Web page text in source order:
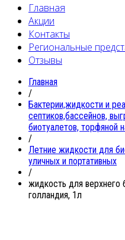
Главная
Акции
Контакты
Региональные
Отзывы
Главная
/
Бактерии,жидкости и
септиков,бассейнов,
биотуалетов, торфяной
/
Летние жидкости для
уличных и портативных
/
жидкость для верхнего
голландия, 1л